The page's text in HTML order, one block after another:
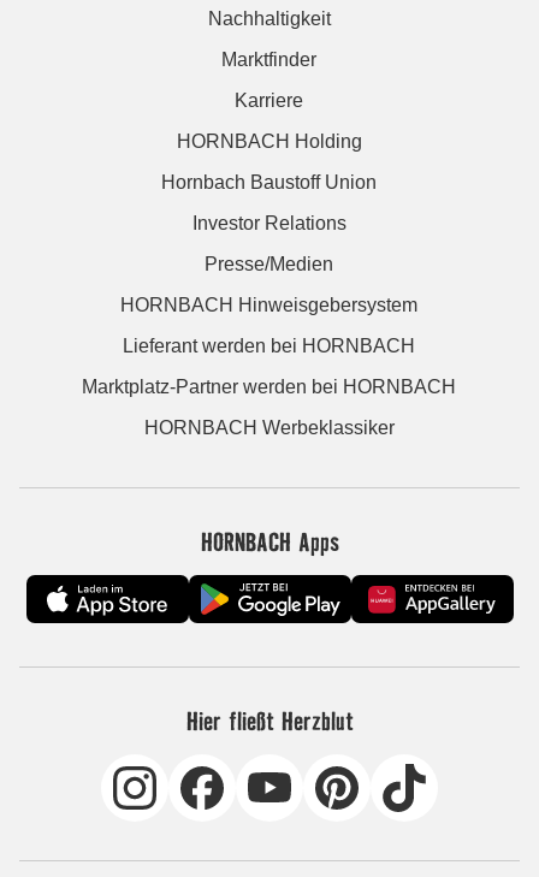
Nachhaltigkeit
Marktfinder
Karriere
HORNBACH Holding
Hornbach Baustoff Union
Investor Relations
Presse/Medien
HORNBACH Hinweisgebersystem
Lieferant werden bei HORNBACH
Marktplatz-Partner werden bei HORNBACH
HORNBACH Werbeklassiker
HORNBACH Apps
Hier fließt Herzblut